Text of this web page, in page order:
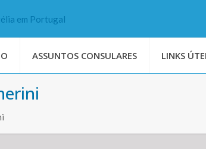
ASSUNTOS CONSULARES LINKS